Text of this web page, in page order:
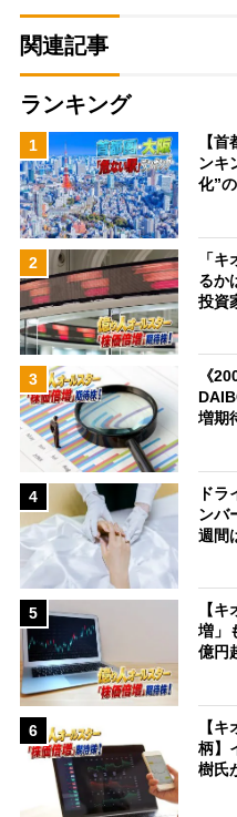
関連記事
ランキング
1
【
ンキ
化”
2
「
るか
投資
3
《
増期
4
ド
ンバ
週間
5
【
増」
億円
6
【
柄】
樹氏